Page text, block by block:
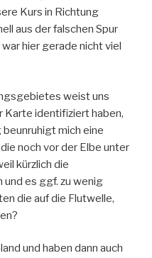
Kurs in Richtung
aus der falschen Spur
hier gerade nicht viel
weist uns
Karte identifiziert haben,
mich eine
noch vor der Elbe unter
kürzlich die
es ggf. zu wenig
die auf die Flutwelle,
und haben dann auch